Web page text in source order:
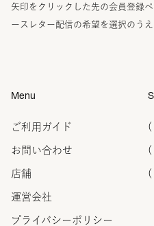
矢印をクリックした先の会員登録
ースレター配信の希望を選択のうえ
Menu
ご利用ガイド
お問い合わせ
店舗
運営会社
プライバシーポリシー
(
(
(